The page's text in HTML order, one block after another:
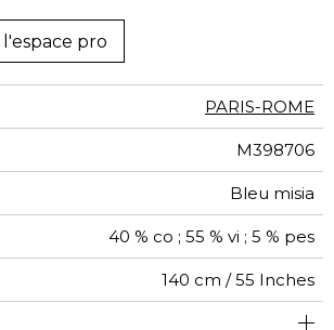
impression dorée de
dite « stone Wash
trois coloris Écru,
autres, Argent, Gris
pro
PARIS-ROME
M398706
Bleu misia
40 % co ; 55 % vi ; 5 % pes
140 cm / 55 Inches
Raccord libre
45000
cycles (Martindale) et/ou >30,000
45000
De large
665
aw - 0.15
Italie
140 cm / 55 Inches
73 cm / 29 Inches